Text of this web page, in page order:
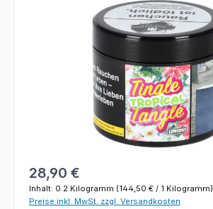
Regulärer Preis:
28,90 €
Inhalt: 0.2 Kilogramm (144,50 € / 1 Kilogramm)
Preise inkl. MwSt. zzgl. Versandkosten